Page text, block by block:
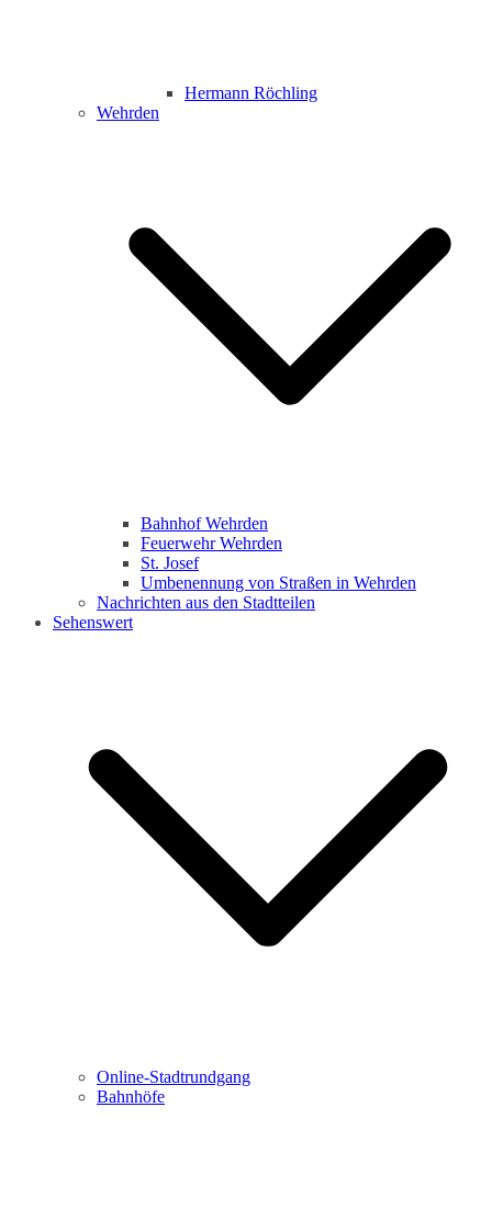
Hermann Röchling
Wehrden
Bahnhof Wehrden
Feuerwehr Wehrden
St. Josef
Umbenennung von Straßen in Wehrden
Nachrichten aus den Stadtteilen
Sehenswert
Online-Stadtrundgang
Bahnhöfe